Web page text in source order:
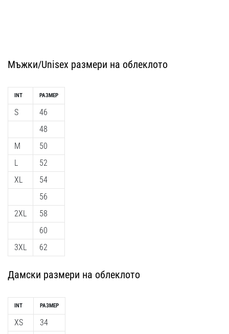
мач,
и…
9. 6. 2025
1 мин. четене
Nike
Phantom
новите
футболни
Nike
Phantom
–
прецизност,
контрол
мощ
във
Мъжки/Unisex размери на облеклото
INT
S
M
L
XL
2XL
3XL
РАЗМЕР
46
48
50
52
54
56
58
60
62
Дамски размери на облеклото
INT
XS
РАЗМЕР
34